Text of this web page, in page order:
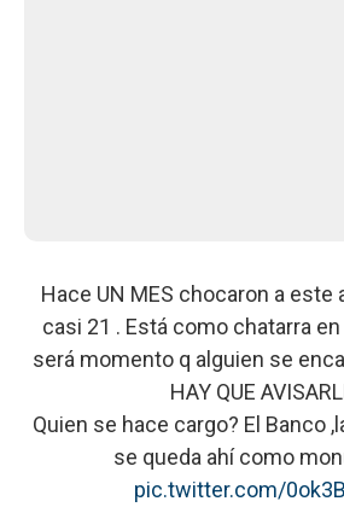
Hace UN MES chocaron a este
casi 21 . Está como chatarra
será momento q alguien se
HAY QUE
Quien se hace cargo? El Banco
se queda ahí como
pic.twitter.com/